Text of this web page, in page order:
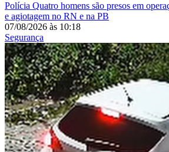
Polícia Quatro homens são presos em
e agiotagem no RN e na PB
07/08/2026 às 10:18
Segurança